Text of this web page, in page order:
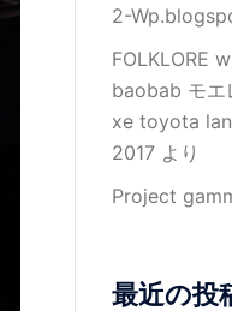
2-
FOLKLORE
baobab モエ
xe toyota
2017より
Project
最近の投